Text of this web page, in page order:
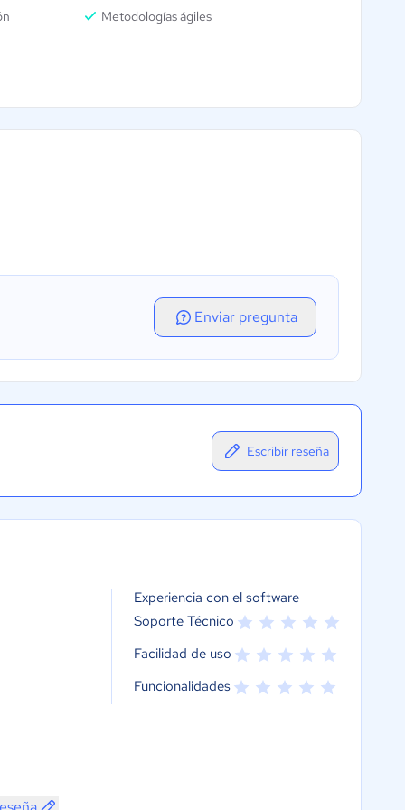
Metodologías ágiles
Enviar pregunta
Escribir reseña
Experiencia con el software
Soporte Técnico
Facilidad de uso
Funcionalidades